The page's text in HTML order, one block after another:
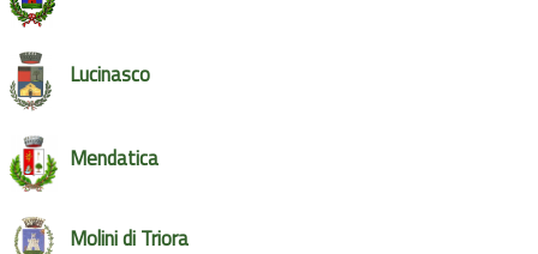
Lucinasco
Mendatica
Molini di Triora